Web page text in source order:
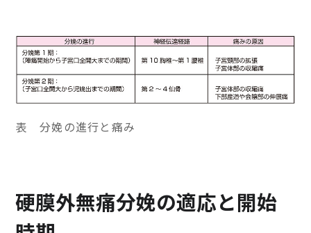
表 分娩の進行と痛み
硬膜外無痛分娩の適応と開始